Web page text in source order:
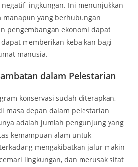
lingkungan. Ini menunjukkan
manapun yang berhubungan
pengembangan ekonomi dapat
memberikan kebaikan bagi
manusia.
dalam Pelestarian
konservasi sudah diterapkan,
masa depan dalam pelestarian
adalah jumlah pengunjung yang
kemampuan alam untuk
mengakibatkan jalur makin
lingkungan, dan merusak sifat